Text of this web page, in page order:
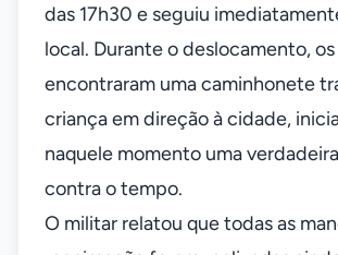
das 17h30 e seguiu
local. Durante o deslocamento,
encontraram uma caminhonete
criança em direção à cidade,
naquele momento uma
contra o tempo.
O militar relatou que todas as